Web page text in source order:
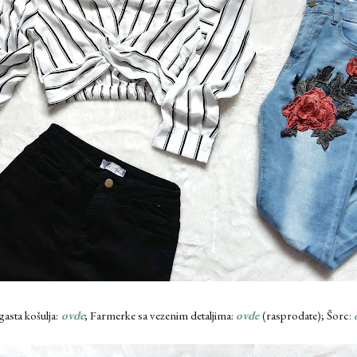
košulja: ovde; Farmerke sa vezenim detaljima: ovde (rasprodate); Šorc: